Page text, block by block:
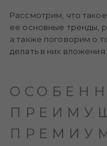
Рассмотрим, что
ее основные тренды,
а также поговорим о
делать в них вложения.